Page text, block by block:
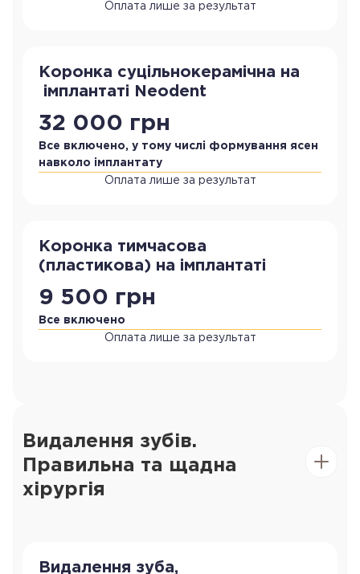
Оплата лише за результат
Коронка суцільнокерамічна на
імплантаті Neodent
32 000 грн
Все включено, у тому числі формування ясен
навколо імплантату
Оплата лише за результат
Коронка тимчасова
(пластикова) на імплантаті
9 500 грн
Все включено
Оплата лише за результат
Видалення зубів.
Правильна та щадна
хірургія
Видалення зуба,